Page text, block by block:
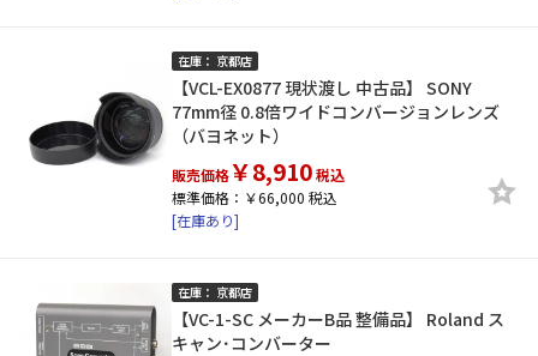
在庫： 京都店
【VCL-EX0877 現状渡し 中古品】 SONY
77mm径 0.8倍ワイドコンバージョンレンズ
（バヨネット）
販売価格￥8,910税込
標準価格：￥66,000 税込
[在庫あり]
在庫： 京都店
【VC-1-SC メーカーB品 整備品】 Roland ス
キャン･コンバーター